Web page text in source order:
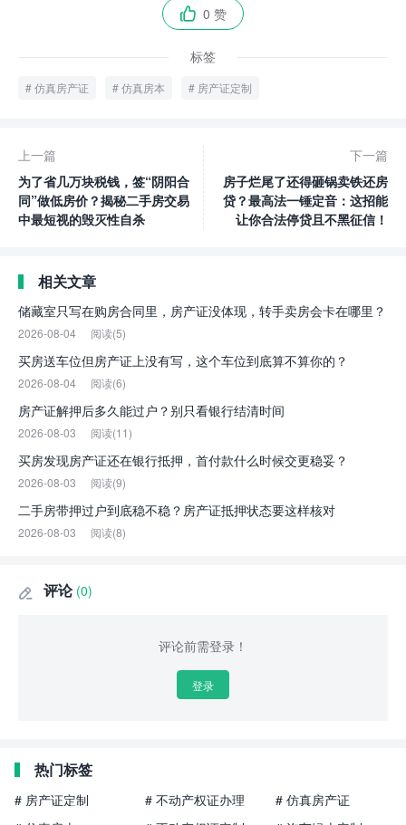
 0 赞
标签
仿真房产证 仿真房本 房产证定制
上一篇
为了省几万块税钱，签“阴阳合
同”做低房价？揭秘二手房交易
中最短视的毁灭性自杀
下一篇
房子烂尾了还得砸锅卖铁还房
贷？最高法一锤定音：这招能
让你合法停贷且不黑征信！
相关文章
储藏室只写在购房合同里，房产证没体现，转手卖房会卡在哪里？
2026-08-04 阅读(5)
买房送车位但房产证上没有写，这个车位到底算不算你的？
2026-08-04 阅读(6)
房产证解押后多久能过户？别只看银行结清时间
2026-08-03 阅读(11)
买房发现房产证还在银行抵押，首付款什么时候交更稳妥？
2026-08-03 阅读(9)
二手房带押过户到底稳不稳？房产证抵押状态要这样核对
2026-08-03 阅读(8)
 评论 (0)
评论前需登录！
登录
热门标签
# 房产证定制 # 不动产权证办理
# 仿真房产证